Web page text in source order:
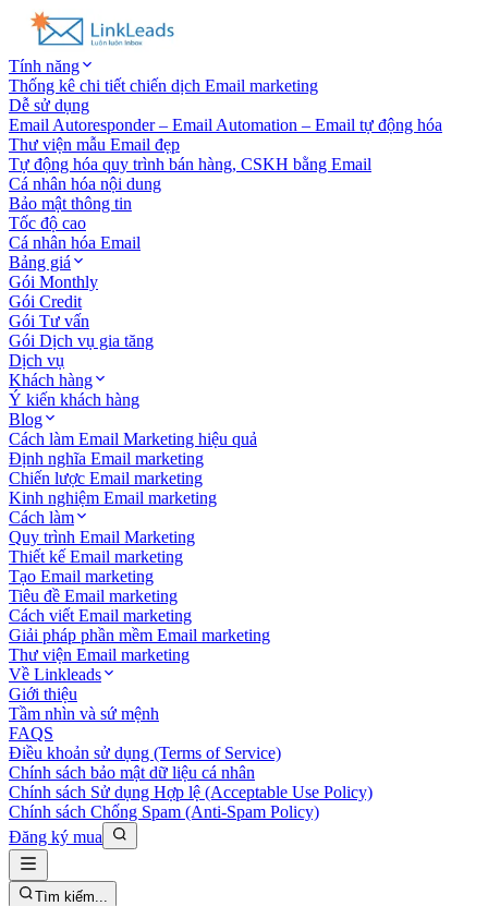
Tính năng
Thống kê chi tiết chiến dịch Email marketing
Dễ sử dụng
Email Autoresponder – Email Automation – Email tự động hóa
Thư viện mẫu Email đẹp
Tự động hóa quy trình bán hàng, CSKH bằng Email
Cá nhân hóa nội dung
Bảo mật thông tin
Tốc độ cao
Cá nhân hóa Email
Bảng giá
Gói Monthly
Gói Credit
Gói Tư vấn
Gói Dịch vụ gia tăng
Dịch vụ
Khách hàng
Ý kiến khách hàng
Blog
Cách làm Email Marketing hiệu quả
Định nghĩa Email marketing
Chiến lược Email marketing
Kinh nghiệm Email marketing
Cách làm
Quy trình Email Marketing
Thiết kế Email marketing
Tạo Email marketing
Tiêu đề Email marketing
Cách viết Email marketing
Giải pháp phần mềm Email marketing
Thư viện Email marketing
Về Linkleads
Giới thiệu
Tầm nhìn và sứ mệnh
FAQS
Điều khoản sử dụng (Terms of Service)
Chính sách bảo mật dữ liệu cá nhân
Chính sách Sử dụng Hợp lệ (Acceptable Use Policy)
Chính sách Chống Spam (Anti-Spam Policy)
Đăng ký mua
Tìm kiếm...